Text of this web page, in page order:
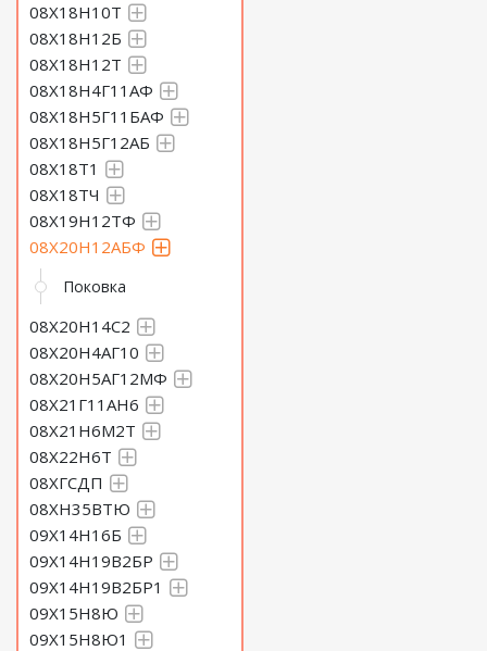
08Х18Н10Т
08Х18Н12Б
08Х18Н12Т
08Х18Н4Г11АФ
08Х18Н5Г11БАФ
08Х18Н5Г12АБ
08Х18Т1
08Х18ТЧ
08Х19Н12ТФ
08Х20Н12АБФ
Поковка
08Х20Н14С2
08Х20Н4АГ10
08Х20Н5АГ12МФ
08Х21Г11АН6
08Х21Н6М2Т
08Х22Н6Т
08ХГСДП
08ХН35ВТЮ
09Х14Н16Б
09Х14Н19В2БР
09Х14Н19В2БР1
09Х15Н8Ю
09Х15Н8Ю1